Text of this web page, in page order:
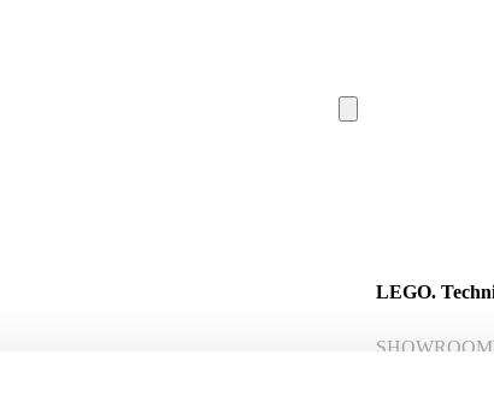
LEGO.
SHOWROOM